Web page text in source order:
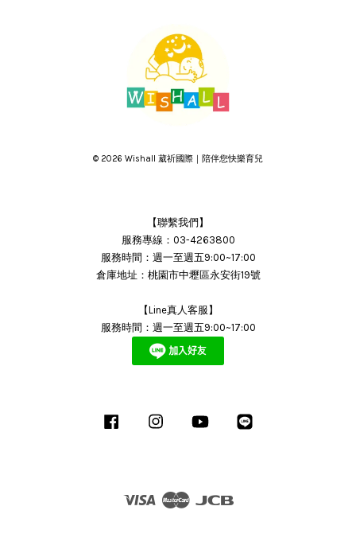
© 2026 Wishall 葳祈國際｜陪伴您快樂育兒
【聯繫我們】
服務專線：03-4263800
服務時間：週一至週五9:00~17:00
倉庫地址：桃園市中壢區永安街19號
【Line真人客服】
服務時間：週一至週五9:00~17:00
Facebook Instagram YouTube
Visa Master